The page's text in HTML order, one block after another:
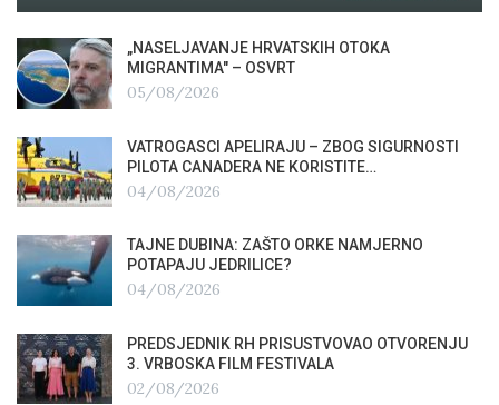
„NASELJAVANJE HRVATSKIH OTOKA
MIGRANTIMA″ – OSVRT
05/08/2026
VATROGASCI APELIRAJU – ZBOG SIGURNOSTI
PILOTA CANADERA NE KORISTITE…
04/08/2026
TAJNE DUBINA: ZAŠTO ORKE NAMJERNO
POTAPAJU JEDRILICE?
04/08/2026
PREDSJEDNIK RH PRISUSTVOVAO OTVORENJU
3. VRBOSKA FILM FESTIVALA
02/08/2026